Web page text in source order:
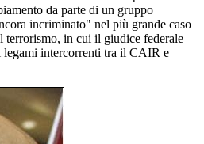
da parte di un gruppo
incriminato" nel più grande caso
terrorismo, in cui il giudice federale
intercorrenti tra il CAIR e